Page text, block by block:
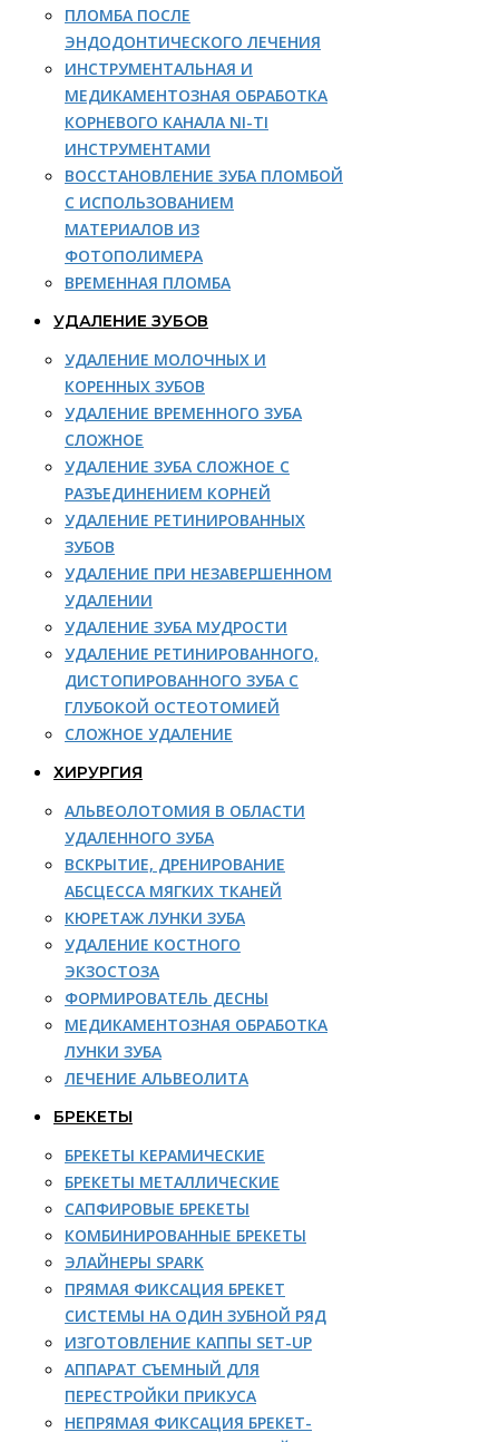
ПЛОМБА ПОСЛЕ
ЭНДОДОНТИЧЕСКОГО ЛЕЧЕНИЯ
ИНСТРУМЕНТАЛЬНАЯ И
МЕДИКАМЕНТОЗНАЯ ОБРАБОТКА
КОРНЕВОГО КАНАЛА NI-TI
ИНСТРУМЕНТАМИ
ВОССТАНОВЛЕНИЕ ЗУБА ПЛОМБОЙ
С ИСПОЛЬЗОВАНИЕМ
МАТЕРИАЛОВ ИЗ
ФОТОПОЛИМЕРА
ВРЕМЕННАЯ ПЛОМБА
УДАЛЕНИЕ ЗУБОВ
УДАЛЕНИЕ МОЛОЧНЫХ И
КОРЕННЫХ ЗУБОВ
УДАЛЕНИЕ ВРЕМЕННОГО ЗУБА
СЛОЖНОЕ
УДАЛЕНИЕ ЗУБА СЛОЖНОЕ С
РАЗЪЕДИНЕНИЕМ КОРНЕЙ
УДАЛЕНИЕ РЕТИНИРОВАННЫХ
ЗУБОВ
УДАЛЕНИЕ ПРИ НЕЗАВЕРШЕННОМ
УДАЛЕНИИ
УДАЛЕНИЕ ЗУБА МУДРОСТИ
УДАЛЕНИЕ РЕТИНИРОВАННОГО,
ДИСТОПИРОВАННОГО ЗУБА С
ГЛУБОКОЙ ОСТЕОТОМИЕЙ
СЛОЖНОЕ УДАЛЕНИЕ
ХИРУРГИЯ
АЛЬВЕОЛОТОМИЯ В ОБЛАСТИ
УДАЛЕННОГО ЗУБА
ВСКРЫТИЕ, ДРЕНИРОВАНИЕ
АБСЦЕССА МЯГКИХ ТКАНЕЙ
КЮРЕТАЖ ЛУНКИ ЗУБА
УДАЛЕНИЕ КОСТНОГО
ЭКЗОСТОЗА
ФОРМИРОВАТЕЛЬ ДЕСНЫ
МЕДИКАМЕНТОЗНАЯ ОБРАБОТКА
ЛУНКИ ЗУБА
ЛЕЧЕНИЕ АЛЬВЕОЛИТА
БРЕКЕТЫ
БРЕКЕТЫ КЕРАМИЧЕСКИЕ
БРЕКЕТЫ МЕТАЛЛИЧЕСКИЕ
САПФИРОВЫЕ БРЕКЕТЫ
КОМБИНИРОВАННЫЕ БРЕКЕТЫ
ЭЛАЙНЕРЫ SPARK
ПРЯМАЯ ФИКСАЦИЯ БРЕКЕТ
СИСТЕМЫ НА ОДИН ЗУБНОЙ РЯД
ИЗГОТОВЛЕНИЕ КАППЫ SET-UP
АППАРАТ СЪЕМНЫЙ ДЛЯ
ПЕРЕСТРОЙКИ ПРИКУСА
НЕПРЯМАЯ ФИКСАЦИЯ БРЕКЕТ-